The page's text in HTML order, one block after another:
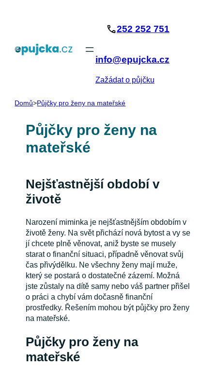
252 252 751
info@epujcka.cz
Zažádat o půjčku
Domů>Půjčky pro ženy na mateřské
Půjčky pro ženy na
mateřské
Nejšťastnější období v
životě
Narození miminka je nejšťastnějším obdobím v
životě ženy. Na svět přichází nová bytost a vy se
jí chcete plně věnovat, aniž byste se musely
starat o finanční situaci, případně věnovat svůj
čas přivýdělku. Ne všechny ženy mají muže,
který se postará o dostatečné zázemí. Možná
jste zůstaly na dítě samy nebo váš partner přišel
o práci a chybí vám dočasně finanční
prostředky. Řešením mohou být půjčky pro ženy
na mateřské.
Půjčky pro ženy na
mateřské